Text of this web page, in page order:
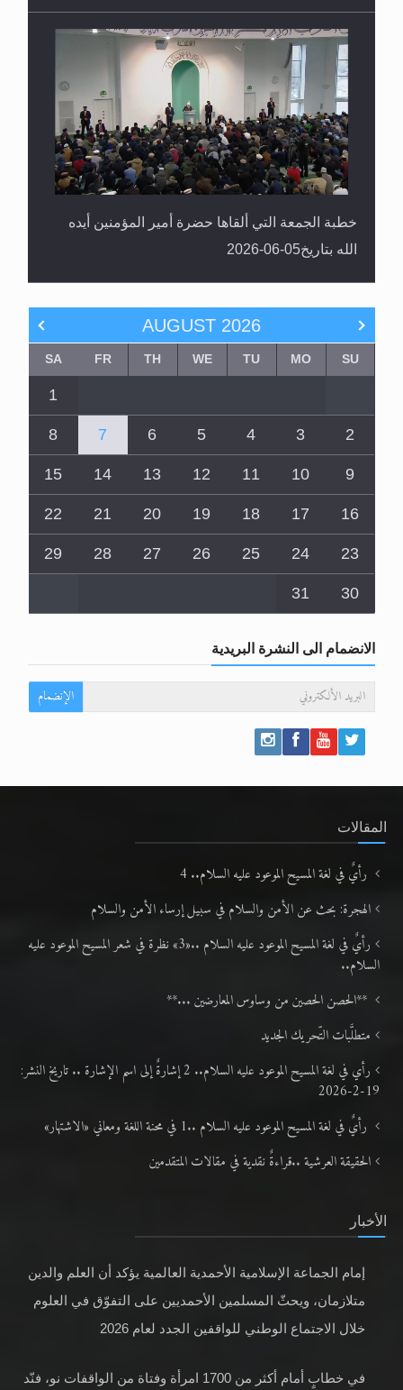
خطبة الجمعة التي ألقاها حضرة أمير المؤمنين أيده
الله بتاريخ05-06-2026
AUGUST 2026
SU
MO
TU
WE
TH
FR
SA
1
2
3
4
5
6
7
8
9
10
11
12
13
14
15
16
17
18
19
20
21
22
23
24
25
26
27
28
29
30
31
الانضمام الى النشرة البريدية
الإنضمام
المقالات
رأيٌ في لغة المسيح الموعود عليه السلام.. 4
الهجرة: بحث عن الأمن والسلام في سبيل إرساء الأمن والسلام
رأيٌ في لغة المسيح الموعود عليه السلام ..«3» نظرة في شعر المسيح الموعود عليه
السلام..
**الحصن الحصين من وساوس المعارضين ...**
متطلَّبات التّحريك الجديد
رأي في لغة المسيح الموعود عليه السلام.. 2 إشارةٌ إلى اسم الإشارة .. تاريخ النشر:
19-2-2026
رأيٌ في لغة المسيح الموعود عليه السلام ..1 في محنة اللغة ومعاني «الاشتهار»
الحقيقة العرشية ..قراءةٌ نقدية في مقالات المتقدمين
الأخبار
إمام الجماعة الإسلامية الأحمدية العالمية يؤكد أن العلم والدين
متلازمان، ويحثّ المسلمين الأحمديين على التفوّق في العلوم
خلال الاجتماع الوطني للواقفين الجدد لعام 2026
في خطابٍ أمام أكثر من 1700 امرأة وفتاة من الواقفات نو، فنّد